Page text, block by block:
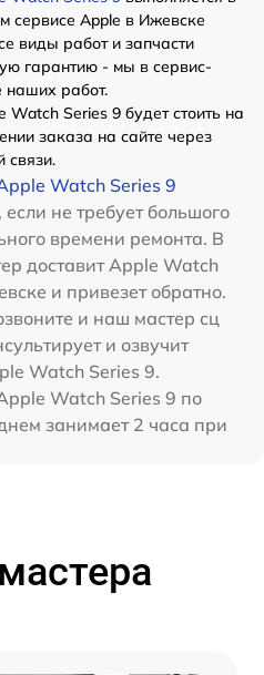
сервисе Apple в Ижевске
виды работ и запчасти
гарантию - мы в сервис-
наших работ.
Watch Series 9 будет стоить на
заказа на сайте через
связи.
Watch Series 9
не требует большого
времени ремонта. В
доставит Apple Watch
и привезет обратно.
и наш мастер сц
и озвучит
Watch Series 9.
Watch Series 9 по
занимает 2 часа при